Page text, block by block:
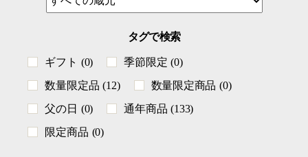
タグで検索
ギフト (0) 季節限定 (0)
数量限定品 (12) 数量限定商品 (0)
父の日 (0) 通年商品 (133)
限定商品 (0)